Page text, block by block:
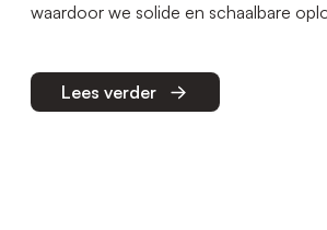
waardoor we solide en schaalbare
Lees verder